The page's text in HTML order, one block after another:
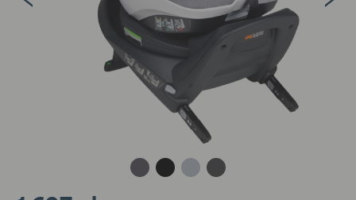
Metallic Melange
Black CabPeak MeshAntracyt Mesh